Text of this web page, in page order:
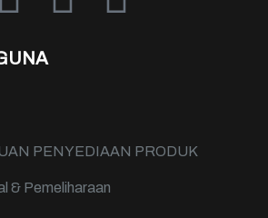
PENYEDIAAN PRODUK
& Pemeliharaan